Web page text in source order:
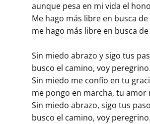
aunque pesa en mi vida el
Me hago más libre en busca de
me hago más libre en busca
Sin miedo abrazo y sigo tus
busco el camino, voy peregrino.
Sin miedo me confío en tu
me pongo en marcha, tu amor
Sin miedo abrazo, sigo tus
busco el camino, voy peregrino.